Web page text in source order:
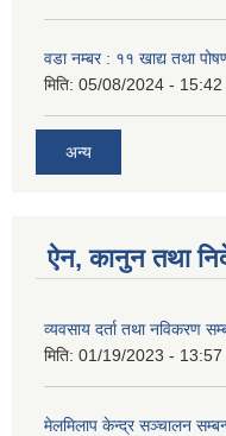
वडा नम्बर : ११ खाद्य तथा
मिति: 05/08/2024 - 15:42
अन्य
ऐन, कानुन तथा
व्यवसाय दर्ता तथा नविकरण
मिति: 01/19/2023 - 13:57
मेलमिलाप केन्द्र सञ्चालन